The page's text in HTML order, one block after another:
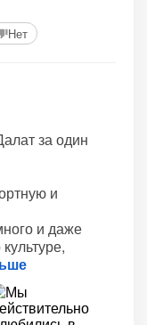
Нет
за один
и
и даже